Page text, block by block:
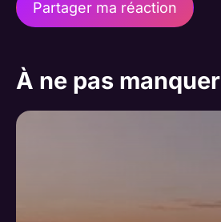
t
e
À ne pas manquer